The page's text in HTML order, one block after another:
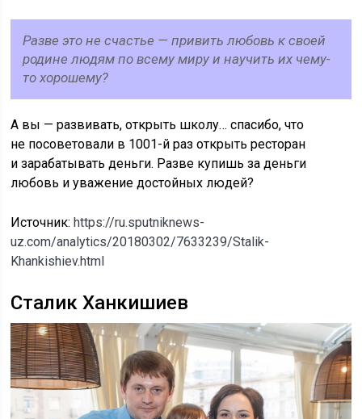
Разве это не счастье — привить любовь к своей
родине людям по всему миру и научить их чему-
то хорошему?
А вы — развивать, открыть школу… спасибо, что
не посоветовали в 1001-й раз открыть ресторан
и зарабатывать деньги. Разве купишь за деньги
любовь и уважение достойных людей?
Источник:https://ru.sputniknews-
uz.com/analytics/20180302/7633239/Stalik-
Khankishiev.html
Сталик Ханкишиев